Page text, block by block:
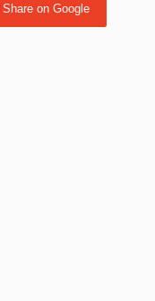
Share on Google